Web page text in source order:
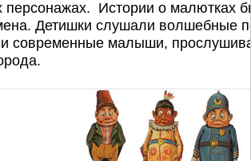
Истории о малютках
Детишки слушали волшебные
современные малыши,